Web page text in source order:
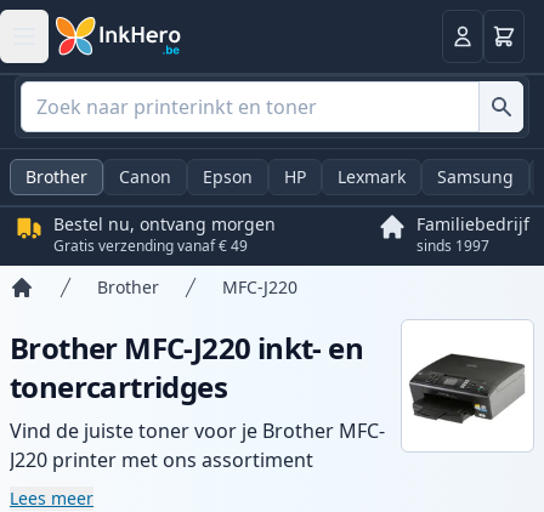
Log in
Brother Canon Epson HP Lexmark Samsung
Bestel nu, ontvang morgen
Gratis verzending vanaf € 49
Familiebedrijf
sinds 1997
Brother MFC-J220
Brother MFC-J220 inkt- en
tonercartridges
Vind de juiste toner voor je Brother MFC-
J220 printer met ons assortiment
compatibele en high-yield cartridges.
Lees meer